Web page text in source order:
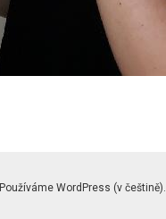
Používáme WordPress (v češtině).